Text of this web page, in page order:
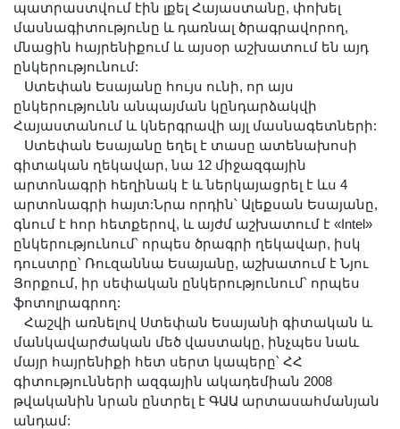
պատրաստվում էին լքել Հայաստանը, փոխել
մասնագիտությունը և դառնալ ծրագրավորող,
մնացին հայրենիքում և այսօր աշխատում են այդ
ընկերությունում:
Ստեփան Եսայանը հույս ունի, որ այս
ընկերությունն անպայման կընդարձակվի
Հայաստանում և կներգրավի այլ մասնագետների:
Ստեփան Եսայանը եղել է տասը ատենախոսի
գիտական ղեկավար, նա 12 միջազգային
արտոնագրի հեղինակ է և ներկայացրել է ևս 4
արտոնագրի հայտ:Նրա որդին՝ Ալեքսան Եսայանը,
գնում է հոր հետքերով, և այժմ աշխատում է «Intel»
ընկերությունում՝ որպես ծրագրի ղեկավար, իսկ
դուստրը՝ Ռուզաննա Եսայանը, աշխատում է Նյու
Յորքում, իր սեփական ընկերությունում՝ որպես
ֆոտոլրագրող:
Հաշվի առնելով Ստեփան Եսայանի գիտական և
մանկավարժական մեծ վաստակը, ինչպես նաև
մայր հայրենիքի հետ սերտ կապերը՝ ՀՀ
գիտությունների ազգային ակադեմիան 2008
թվականին նրան ընտրել է ԳԱԱ արտասահմանյան
անդամ: